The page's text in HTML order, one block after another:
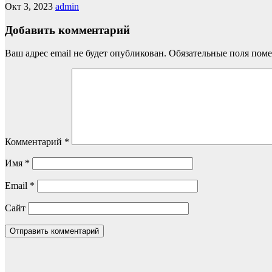
Окт 3, 2023 admin
Добавить комментарий
Ваш адрес email не будет опубликован. Обязательные поля
Комментарий *
Имя *
Email *
Сайт